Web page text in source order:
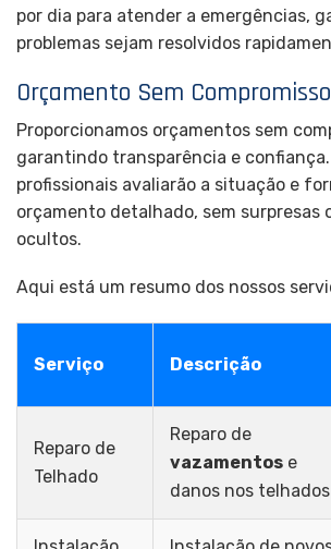
por dia para atender a emergências,
problemas sejam resolvidos
Orçamento Sem Compromisso
Proporcionamos orçamentos sem
garantindo transparência e confiança.
profissionais avaliarão a situação e
orçamento detalhado, sem surpresas
ocultos.
Aqui está um resumo dos nossos
Serviço Descrição
Reparo de
Telhado
Reparo de
vazamentos e
danos nos telhados